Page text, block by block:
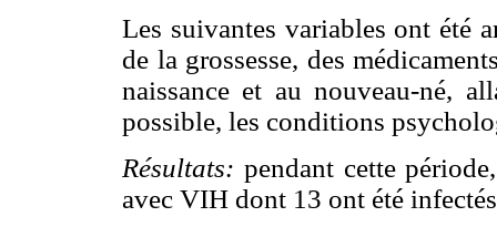
Les suivantes variables ont été
de la grossesse, des
naissance et au nouveau-né,
possible, les conditions
Résultats: pendant cette
avec VIH dont 13 ont été